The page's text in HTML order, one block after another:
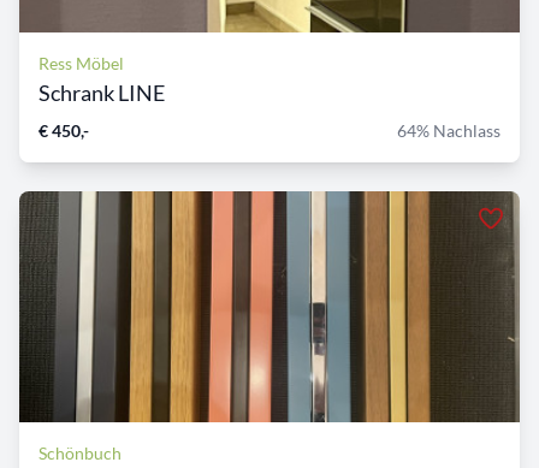
Ress Möbel
Schrank LINE
€ 450,- 64% Nachlass
Schönbuch